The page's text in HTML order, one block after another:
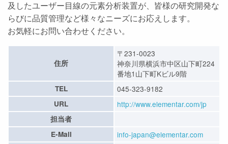
及したユーザー目線の元素分析装置が、皆様の研究開発な
らびに品質管理など様々なニーズにお応えします。
お気軽にお問い合わせください。
住所
〒231-0023
神奈川県横浜市中区山下町224
番地1山下町Kビル9階
TEL 045-323-9182
URL http://www.elementar.com/jp
担当者
E-Mail
info-japan@elementar.com